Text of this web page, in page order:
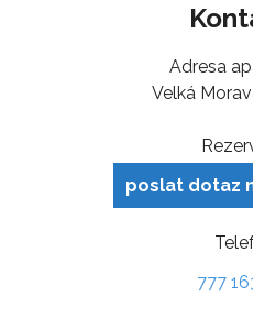
Adresa
Velká
poslat dotaz
777